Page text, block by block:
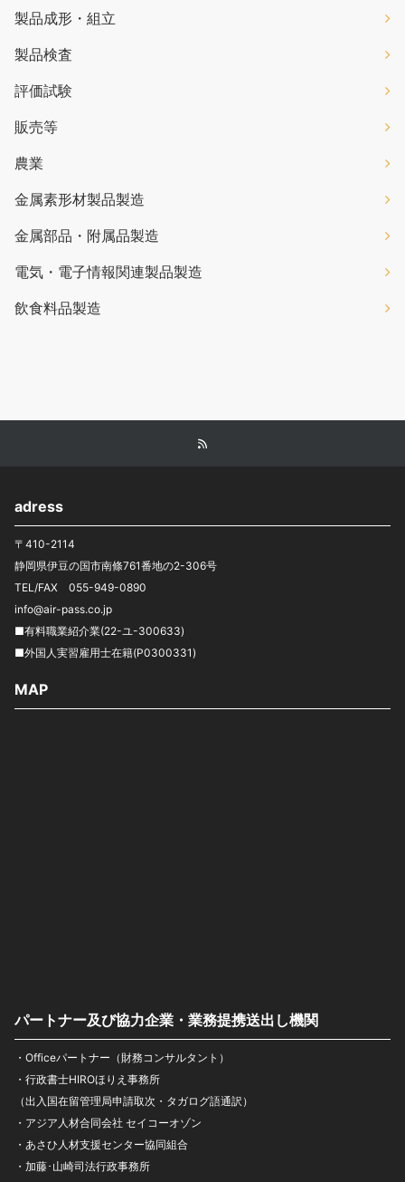
製品成形・組立
製品検査
評価試験
販売等
農業
金属素形材製品製造
金属部品・附属品製造
電気・電子情報関連製品製造
飲食料品製造
adress
〒410-2114
静岡県伊豆の国市南條761番地の2-306号
TEL/FAX 055-949-0890
info@air-pass.co.jp
■有料職業紹介業(22-ユ-300633)
■外国人実習雇用士在籍(P0300331)
MAP
パートナー及び協力企業・業務提携送出し機関
・Officeパートナー（財務コンサルタント）
・行政書士HIROほりえ事務所
（出入国在留管理局申請取次・タガログ語通訳）
・アジア人材合同会社 セイコーオゾン
・あさひ人材支援センター協同組合
・加藤･山崎司法行政事務所